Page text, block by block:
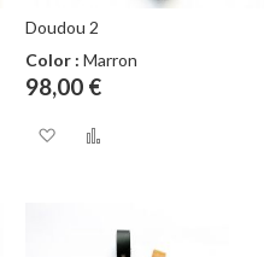
Doudou 2
Color : Marron
98,00 €
Ajouter